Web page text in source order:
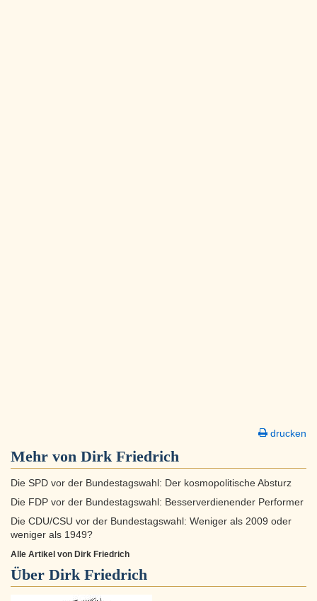
drucken
Mehr von Dirk Friedrich
Die SPD vor der Bundestagswahl: Der kosmopolitische Absturz
Die FDP vor der Bundestagswahl: Besserverdienender Performer
Die CDU/CSU vor der Bundestagswahl: Weniger als 2009 oder
weniger als 1949?
Alle Artikel von Dirk Friedrich
Über Dirk Friedrich